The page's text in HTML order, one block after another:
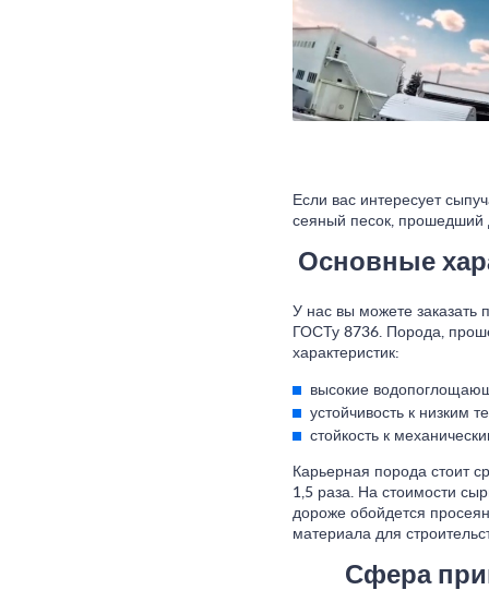
Если вас интересует
сеяный песок, прошедший
Основные
У нас вы можете заказать
ГОСТу 8736. Порода,
характеристик:
высокие
устойчивость к низким
стойкость к
Карьерная порода стоит
1,5 раза. На стоимости
дороже обойдется
материала для
Сфера